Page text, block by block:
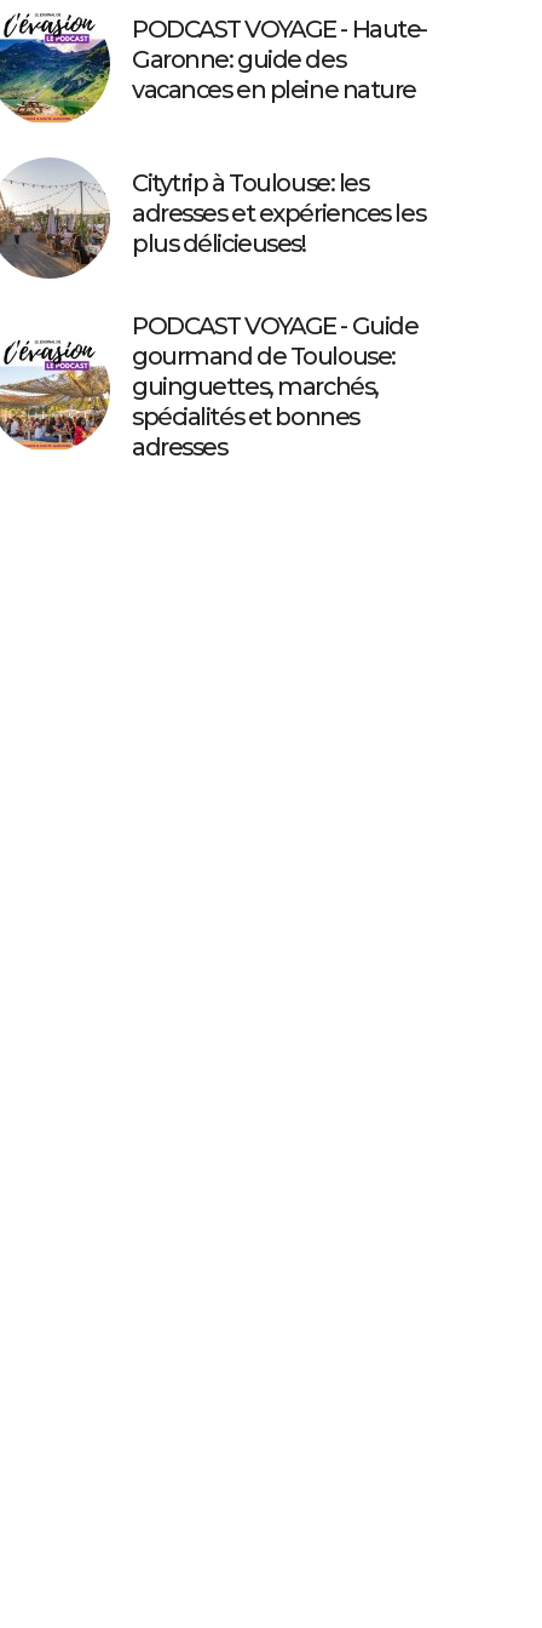
PODCAST VOYAGE - Haute-
Garonne: guide des
vacances en pleine nature
Citytrip à Toulouse: les
adresses et expériences les
plus délicieuses!
PODCAST VOYAGE - Guide
gourmand de Toulouse:
guinguettes, marchés,
spécialités et bonnes
adresses